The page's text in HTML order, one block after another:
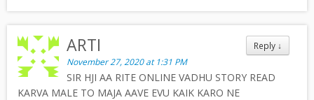
Reply ↓
ARTI
November 27, 2020 at 1:31 PM
SIR HJI AA RITE ONLINE VADHU STORY READ
KARVA MALE TO MAJA AAVE EVU KAIK KARO NE